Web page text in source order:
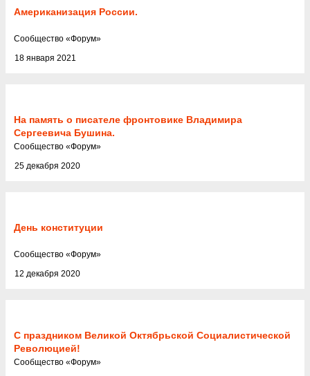
Американизация России.
18 января 2021
Cообщество «Форум»
На память о писателе фронтовике Владимира
Сергеевича Бушина.
25 декабря 2020
Cообщество «Форум»
День конституции
12 декабря 2020
Cообщество «Форум»
С праздником Великой Октябрьской Социалистической
Революцией!
Cообщество «Форум»